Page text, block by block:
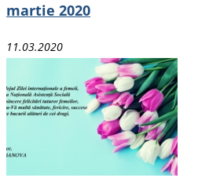
martie 2020
11.03.2020